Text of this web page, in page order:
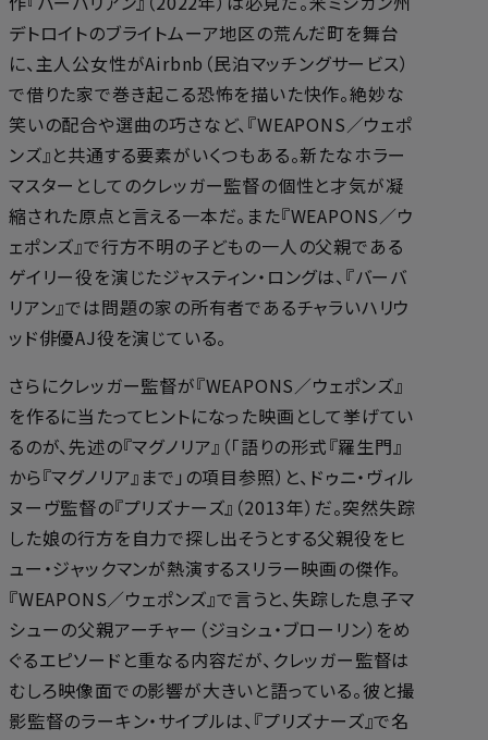
デトロイトのブライトムーア地区の荒んだ町を舞台
に、主人公女性がAirbnb（民泊マッチングサービス）
で借りた家で巻き起こる恐怖を描いた快作。絶妙な
笑いの配合や選曲の巧さなど、『WEAPONS／ウェポ
ンズ』と共通する要素がいくつもある。新たなホラー
マスターとしてのクレッガー監督の個性と才気が凝
縮された原点と言える一本だ。また『WEAPONS／ウ
ェポンズ』で行方不明の子どもの一人の父親である
ゲイリー役を演じたジャスティン・ロングは、『バーバ
リアン』では問題の家の所有者であるチャラいハリウ
ッド俳優AJ役を演じている。
さらにクレッガー監督が『WEAPONS／ウェポンズ』
を作るに当たってヒントになった映画として挙げてい
るのが、先述の『マグノリア』（「語りの形式――『羅生門』
から『マグノリア』まで」の項目参照）と、ドゥニ・ヴィル
ヌーヴ監督の『プリズナーズ』（2013年）だ。突然失踪
した娘の行方を自力で探し出そうとする父親役をヒ
ュー・ジャックマンが熱演するスリラー映画の傑作。
『WEAPONS／ウェポンズ』で言うと、失踪した息子マ
シューの父親アーチャー（ジョシュ・ブローリン）をめ
ぐるエピソードと重なる内容だが、クレッガー監督は
むしろ映像面での影響が大きいと語っている。彼と撮
影監督のラーキン・サイプルは、『プリズナーズ』で名